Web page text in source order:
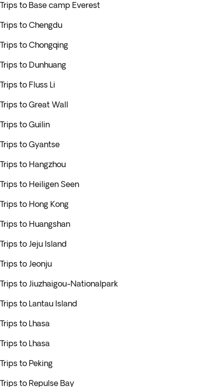
Trips to Base camp Everest
Trips to Chengdu
Trips to Chongqing
Trips to Dunhuang
Trips to Fluss Li
Trips to Great Wall
Trips to Guilin
Trips to Gyantse
Trips to Hangzhou
Trips to Heiligen Seen
Trips to Hong Kong
Trips to Huangshan
Trips to Jeju Island
Trips to Jeonju
Trips to Jiuzhaigou-Nationalpark
Trips to Lantau Island
Trips to Lhasa
Trips to Lhasa
Trips to Peking
Trips to Repulse Bay